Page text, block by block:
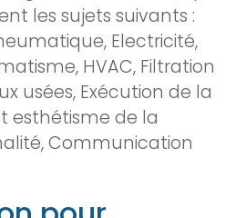
les sujets suivants :
Electricité,
HVAC, Filtration
usées, Exécution de la
esthétisme de la
Communication